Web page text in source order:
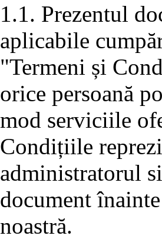
1.1. Prezentul
aplicabile
"Termeni și
orice persoană
mod serviciile
Condițiile
administratorul
document
noastră.